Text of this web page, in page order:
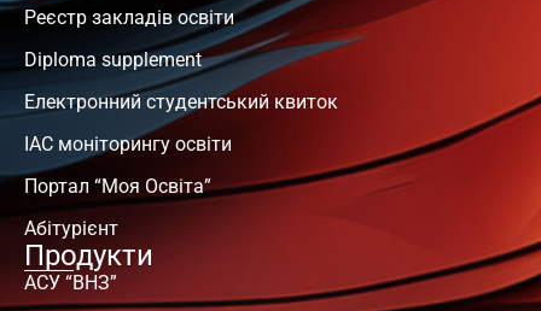
Реєстр закладів освіти
Diploma supplement
Електронний студентський квиток
ІАС моніторингу освіти
Портал “Моя Освіта”
Абітурієнт
Продукти
АСУ “ВНЗ”